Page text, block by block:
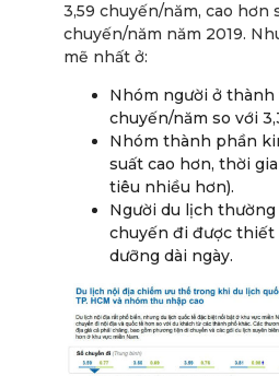
3,59 chuyến/năm, cao hơn
chuyến/năm năm 2019.
mẽ nhất ở:
Nhóm người ở thành
chuyến/năm so với
Nhóm thành phần
suất cao hơn, thời
tiêu nhiều hơn).
Người du lịch
chuyến đi được thiết
dưỡng dài ngày.